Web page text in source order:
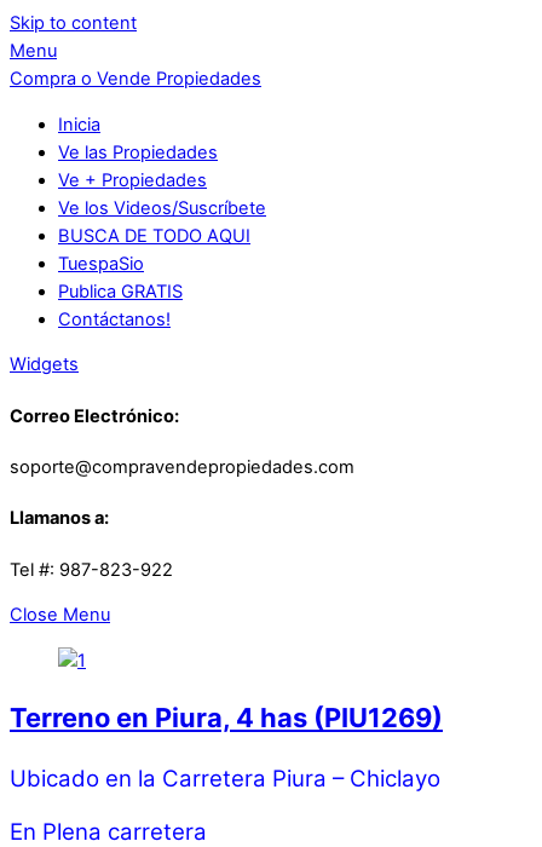
Skip to content
Menu
Compra o Vende Propiedades
Inicia
Ve las Propiedades
Ve + Propiedades
Ve los Videos/Suscríbete
BUSCA DE TODO AQUI
TuespaSio
Publica GRATIS
Contáctanos!
Widgets
Correo Electrónico:
soporte@compravendepropiedades.com
Llamanos a:
Tel #: 987-823-922
Close Menu
Terreno en Piura, 4 has (PIU1269)
Ubicado en la Carretera Piura – Chiclayo
En Plena carretera